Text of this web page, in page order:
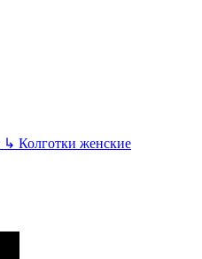
↳ Колготки женские